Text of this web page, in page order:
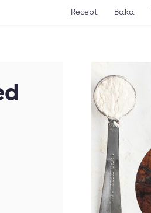
Recept Baka